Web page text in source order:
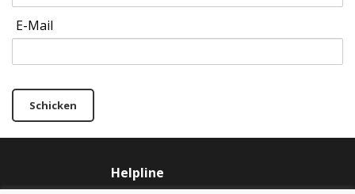
E-Mail
Schicken
Helpline